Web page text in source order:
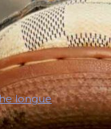
longue